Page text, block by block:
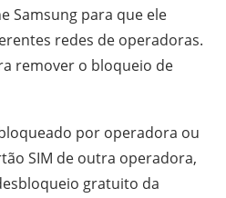
Samsung para que ele
redes de operadoras.
remover o bloqueio de
por operadora ou
SIM de outra operadora,
gratuito da